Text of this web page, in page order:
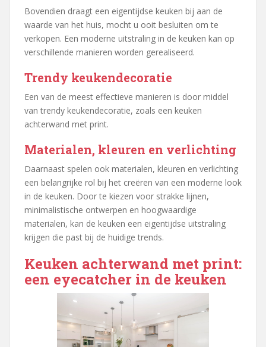
Bovendien draagt een eigentijdse keuken bij aan de
waarde van het huis, mocht u ooit besluiten om te
verkopen. Een moderne uitstraling in de keuken kan op
verschillende manieren worden gerealiseerd.
Trendy keukendecoratie
Een van de meest effectieve manieren is door middel
van trendy keukendecoratie, zoals een keuken
achterwand met print.
Materialen, kleuren en verlichting
Daarnaast spelen ook materialen, kleuren en verlichting
een belangrijke rol bij het creëren van een moderne look
in de keuken. Door te kiezen voor strakke lijnen,
minimalistische ontwerpen en hoogwaardige
materialen, kan de keuken een eigentijdse uitstraling
krijgen die past bij de huidige trends.
Keuken achterwand met print:
een eyecatcher in de keuken